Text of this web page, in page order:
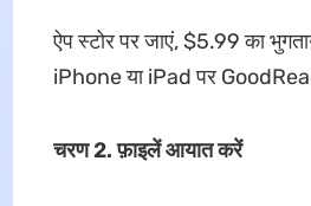
ऐप स्टोर पर जाएं, $5.99 का
iPhone या iPad पर
चरण 2. फ़ाइलें आयात करें